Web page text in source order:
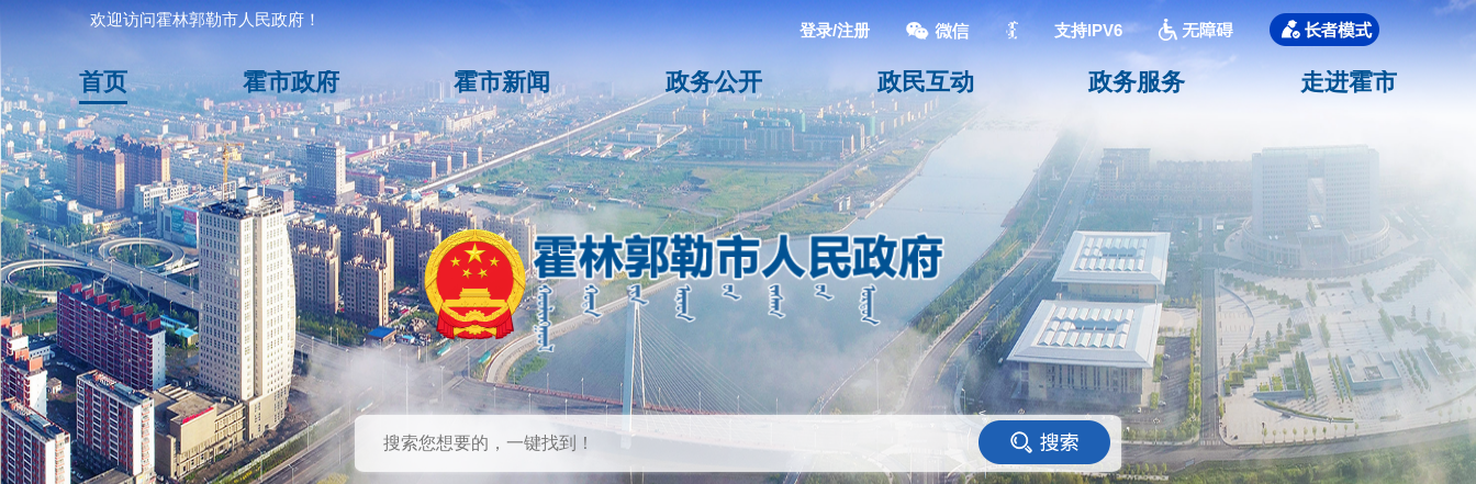
欢迎访问霍林郭勒市人民政府！
登录/注册 支持IPV6
首页 霍市政府 霍市新闻 政务公开 政民互动 政务服务 走进霍市
<